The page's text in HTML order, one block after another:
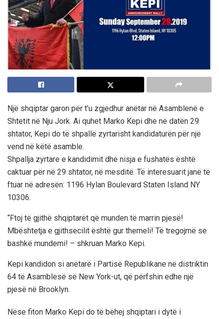
Një shqiptar garon për t’u zgjedhur anëtar në Asamblenë e
Shtetit në Nju Jork. Ai quhet Marko Kepi dhe në datën 29
shtator, Kepi do të shpallë zyrtarisht kandidaturën për një
vend në këtë asamble.
Shpallja zyrtare e kandidimit dhe nisja e fushatës është
caktuar për në 29 shtator, në mesditë. Të interesuarit janë të
ftuar në adresën: 1196 Hylan Boulevard Staten Island NY
10306.
“Ftoj të gjithë shqiptarët që munden të marrin pjesë!
Mbështetja e gjithsecilit është gur themeli! Të tregojmë se
bashkë mundemi! – shkruan Marko Kepi.
Kepi kandidon si anëtarë i Partisë Republikane në distriktin
64 të Asamblesë së New York-ut, që përfshin edhe një
pjesë në Brooklyn.
Nëse fiton Marko Kepi do të bëhej shqiptari i dytë i